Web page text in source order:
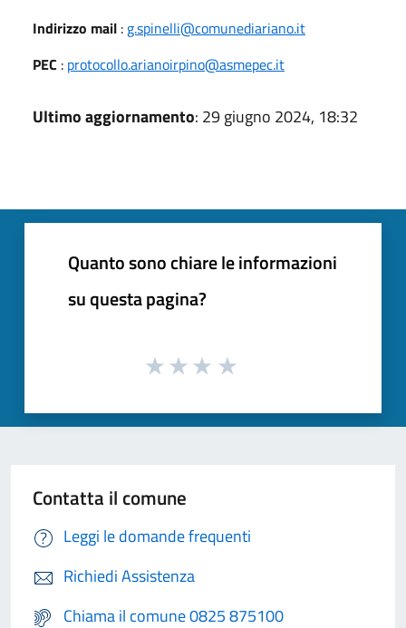
Indirizzo mail : g.spinelli@comunediariano.it
PEC : protocollo.arianoirpino@asmepec.it
Ultimo aggiornamento: 29 giugno 2024, 18:32
Quanto sono chiare le informazioni
su questa pagina?
Contatta il comune
Leggi le domande frequenti
Richiedi Assistenza
Chiama il comune 0825 875100